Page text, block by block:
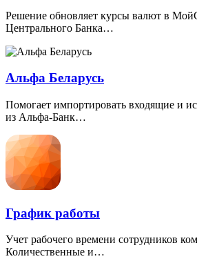
Решение обновляет курсы валют в
Центрального Банка…
Альфа Беларусь
Помогает импортировать входящие и
из Альфа-Банк…
График работы
Учет рабочего времени сотрудников
Количественные и…